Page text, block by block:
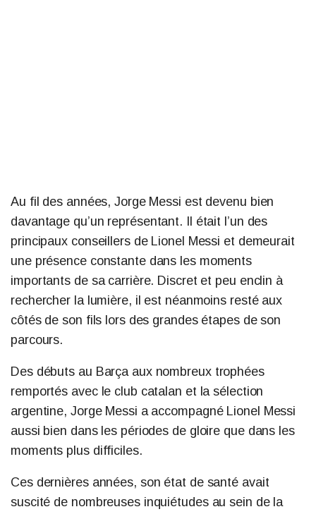
Au fil des années, Jorge Messi est devenu bien
davantage qu’un représentant. Il était l’un des
principaux conseillers de Lionel Messi et demeurait
une présence constante dans les moments
importants de sa carrière. Discret et peu enclin à
rechercher la lumière, il est néanmoins resté aux
côtés de son fils lors des grandes étapes de son
parcours.
Des débuts au Barça aux nombreux trophées
remportés avec le club catalan et la sélection
argentine, Jorge Messi a accompagné Lionel Messi
aussi bien dans les périodes de gloire que dans les
moments plus difficiles.
Ces dernières années, son état de santé avait
suscité de nombreuses inquiétudes au sein de la